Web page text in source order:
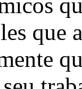
que